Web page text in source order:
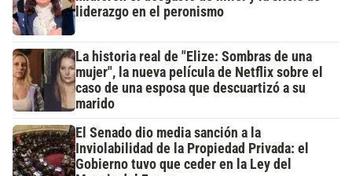
liderazgo en el peronismo
La historia real de "Elize: Sombras de una
mujer", la nueva película de Netflix sobre el
caso de una esposa que descuartizó a su
marido
El Senado dio media sanción a la
Inviolabilidad de la Propiedad Privada: el
Gobierno tuvo que ceder en la Ley del